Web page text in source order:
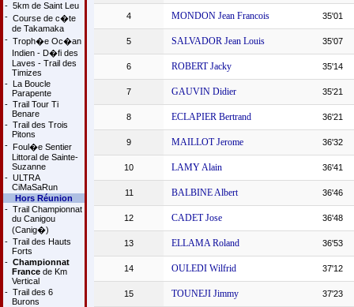
- 5km de Saint Leu
- Course de c�te
de Takamaka
- Troph�e Oc�an
Indien - D�fi des
Laves - Trail des
Timizes
- La Boucle
Parapente
- Trail Tour Ti
Benare
- Trail des Trois
Pitons
- Foul�e Sentier
Littoral de Sainte-
Suzanne
- ULTRA
CiMaSaRun
Hors Réunion
- Trail Championnat
du Canigou
(Canig�)
- Trail des Hauts
Forts
- Championnat
Francede Km
Vertical
- Trail des 6
Burons
4 MONDON Jean Francois 35'01
5 SALVADOR Jean Louis 35'07
6 ROBERT Jacky 35'14
7 GAUVIN Didier 35'21
8 ECLAPIER Bertrand 36'21
9 MAILLOT Jerome 36'32
10 LAMY Alain 36'41
11 BALBINE Albert 36'46
12 CADET Jose 36'48
13 ELLAMA Roland 36'53
14 OULEDI Wilfrid 37'12
15 TOUNEJI Jimmy 37'23